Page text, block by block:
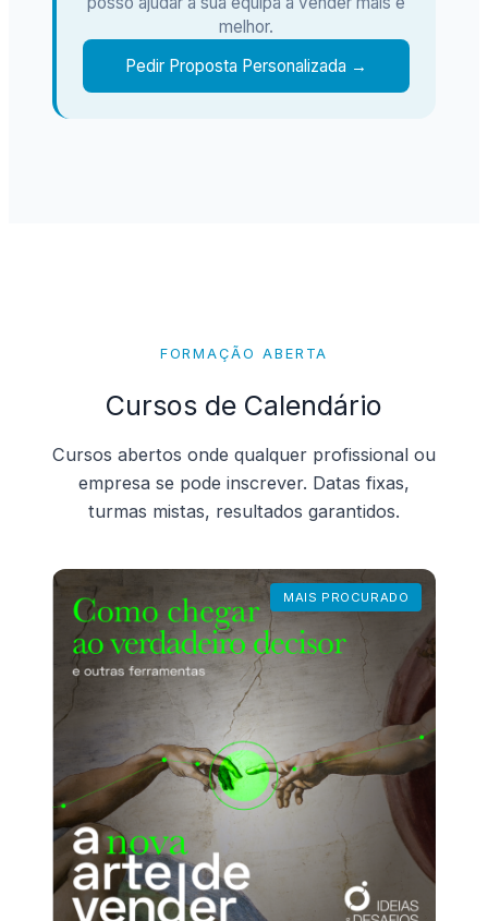
melhor.
Pedir Proposta Personalizada →
FORMAÇÃO ABERTA
Cursos de Calendário
Cursos abertos onde qualquer profissional ou
empresa se pode inscrever. Datas fixas,
turmas mistas, resultados garantidos.
MAIS PROCURADO